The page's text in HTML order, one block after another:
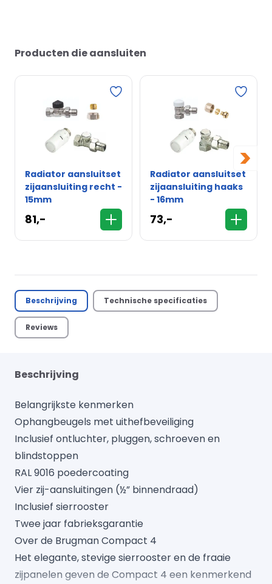
Producten die aansluiten
Radiator aansluitset
zijaansluiting recht -
15mm
81,-
Radiator aansluitset
zijaansluiting haaks
- 16mm
73,-
>
Beschrijving Technische specificaties
Reviews
Beschrijving
Belangrijkste kenmerken
Ophangbeugels met uithefbeveiliging
Inclusief ontluchter, pluggen, schroeven en
blindstoppen
RAL 9016 poedercoating
Vier zij-aansluitingen (½” binnendraad)
Inclusief sierrooster
Twee jaar fabrieksgarantie
Over de Brugman Compact 4
Het elegante, stevige sierrooster en de fraaie
zijpanelen geven de Compact 4 een kenmerkend